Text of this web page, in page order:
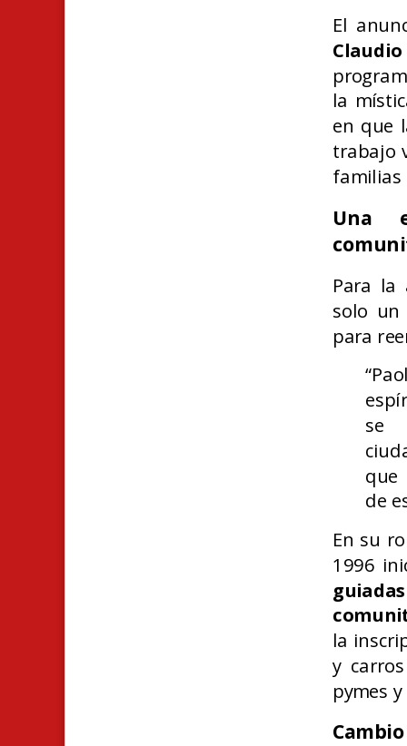
El
la
en que
trabajo
familias
Una
Para la
solo un
para
se
que
de
En su
1996
la
y
pymes